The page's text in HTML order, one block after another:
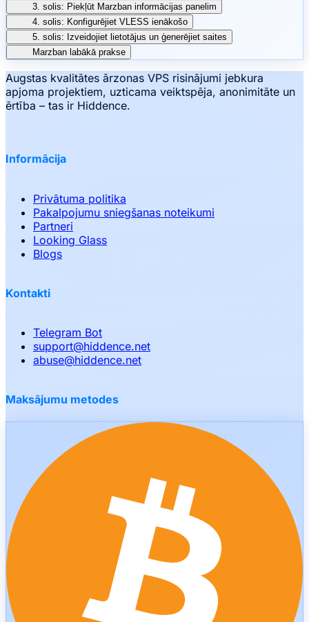
3. solis: Piekļūt Marzban informācijas panelim
4. solis: Konfigurējiet VLESS ienākošo
5. solis: Izveidojiet lietotājus un ģenerējiet saites
Marzban labākā prakse
Augstas kvalitātes ārzonas VPS risinājumi jebkura
apjoma projektiem, uzticama veiktspēja, anonimitāte un
ērtība – tas ir Hiddence.
Informācija
Privātuma politika
Pakalpojumu sniegšanas noteikumi
Partneri
Looking Glass
Blogs
Kontakti
Telegram Bot
support@hiddence.net
abuse@hiddence.net
Maksājumu metodes